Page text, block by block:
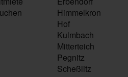
Himmelkron
Hof
Kulmbach
Mitterteich
Pegnitz
Scheßlitz